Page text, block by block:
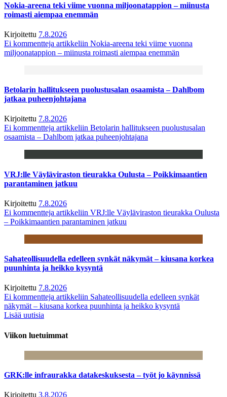
Nokia-areena teki viime vuonna miljoonatappion – miinusta
roimasti aiempaa enemmän
Kirjoitettu 7.8.2026
Ei kommentteja artikkeliin Nokia-areena teki viime vuonna
miljoonatappion – miinusta roimasti aiempaa enemmän
Betolarin hallitukseen puolustusalan osaamista – Dahlbom
jatkaa puheenjohtajana
Kirjoitettu 7.8.2026
Ei kommentteja artikkeliin Betolarin hallitukseen puolustusalan
osaamista – Dahlbom jatkaa puheenjohtajana
VRJ:lle Väyläviraston tieurakka Oulusta – Poikkimaantien
parantaminen jatkuu
Kirjoitettu 7.8.2026
Ei kommentteja artikkeliin VRJ:lle Väyläviraston tieurakka Oulusta
– Poikkimaantien parantaminen jatkuu
Sahateollisuudella edelleen synkät näkymät – kiusana korkea
puunhinta ja heikko kysyntä
Kirjoitettu 7.8.2026
Ei kommentteja artikkeliin Sahateollisuudella edelleen synkät
näkymät – kiusana korkea puunhinta ja heikko kysyntä
Lisää uutisia
Viikon luetuimmat
GRK:lle infraurakka datakeskuksesta – työt jo käynnissä
Kirjoitettu 3.8.2026